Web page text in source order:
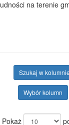
na terenie
Szukaj w kolumnie
Wybór kolumn
Pokaż